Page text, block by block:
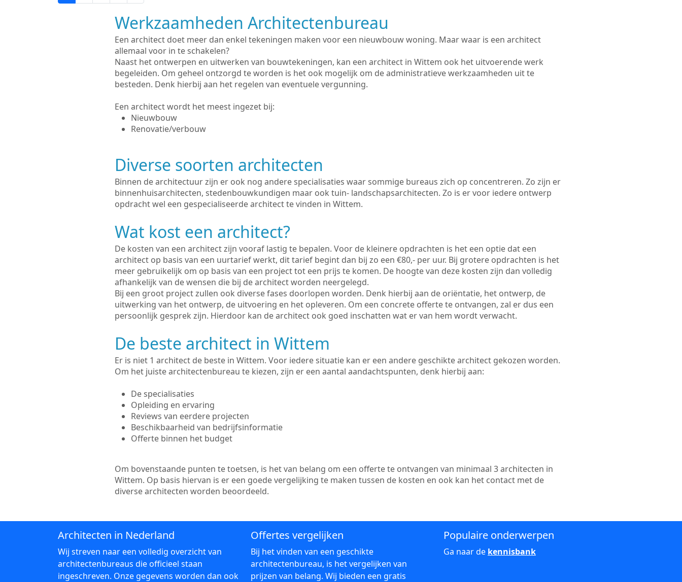
Werkzaamheden Architectenbureau
Een architect doet meer dan enkel tekeningen maken voor een nieuwbouw woning. Maar waar is een architect
allemaal voor in te schakelen?
Naast het ontwerpen en uitwerken van bouwtekeningen, kan een architect in Wittem ook het uitvoerende werk
begeleiden. Om geheel ontzorgd te worden is het ook mogelijk om de administratieve werkzaamheden uit te
besteden. Denk hierbij aan het regelen van eventuele vergunning.
Een architect wordt het meest ingezet bij:
Nieuwbouw
Renovatie/verbouw
Diverse soorten architecten
Binnen de architectuur zijn er ook nog andere specialisaties waar sommige bureaus zich op concentreren. Zo zijn er
binnenhuisarchitecten, stedenbouwkundigen maar ook tuin- landschapsarchitecten. Zo is er voor iedere ontwerp
opdracht wel een gespecialiseerde architect te vinden in Wittem.
Wat kost een architect?
De kosten van een architect zijn vooraf lastig te bepalen. Voor de kleinere opdrachten is het een optie dat een
architect op basis van een uurtarief werkt, dit tarief begint dan bij zo een €80,- per uur. Bij grotere opdrachten is het
meer gebruikelijk om op basis van een project tot een prijs te komen. De hoogte van deze kosten zijn dan volledig
afhankelijk van de wensen die bij de architect worden neergelegd.
Bij een groot project zullen ook diverse fases doorlopen worden. Denk hierbij aan de oriëntatie, het ontwerp, de
uitwerking van het ontwerp, de uitvoering en het opleveren. Om een concrete offerte te ontvangen, zal er dus een
persoonlijk gesprek zijn. Hierdoor kan de architect ook goed inschatten wat er van hem wordt verwacht.
De beste architect in Wittem
Er is niet 1 architect de beste in Wittem. Voor iedere situatie kan er een andere geschikte architect gekozen worden.
Om het juiste architectenbureau te kiezen, zijn er een aantal aandachtspunten, denk hierbij aan:
De specialisaties
Opleiding en ervaring
Reviews van eerdere projecten
Beschikbaarheid van bedrijfsinformatie
Offerte binnen het budget
Om bovenstaande punten te toetsen, is het van belang om een offerte te ontvangen van minimaal 3 architecten in
Wittem. Op basis hiervan is er een goede vergelijking te maken tussen de kosten en ook kan het contact met de
diverse architecten worden beoordeeld.
Architecten in Nederland
Wij streven naar een volledig overzicht van
architectenbureaus die officieel staan
ingeschreven. Onze gegevens worden dan ook
Offertes vergelijken
Bij het vinden van een geschikte
architectenbureau, is het vergelijken van
prijzen van belang. Wij bieden een gratis
Populaire onderwerpen
Ga naar de kennisbank